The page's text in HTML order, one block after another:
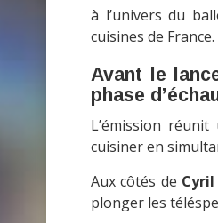
à l’univers du
cuisines de France.
Avant le
phase
L’émission
cuisiner en
Aux côtés de
plonger les